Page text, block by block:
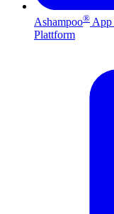
Ashampoo® App
Plattform